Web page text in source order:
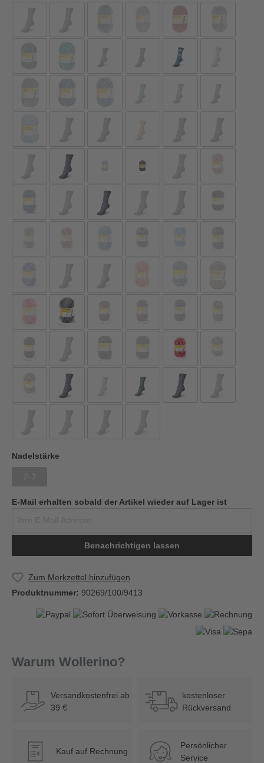
Nadelstärke
E-Mail erhalten sobald der Artikel wieder auf Lager ist
Benachrichtigen lassen
Zum Merkzettel hinzufügen
Produktnummer: 90269/100/9413
Warum Wollerino?
Versandkostenfrei ab
39 €
kostenloser
Rückversand
€ Kauf auf Rechnung
Persönlicher
Service